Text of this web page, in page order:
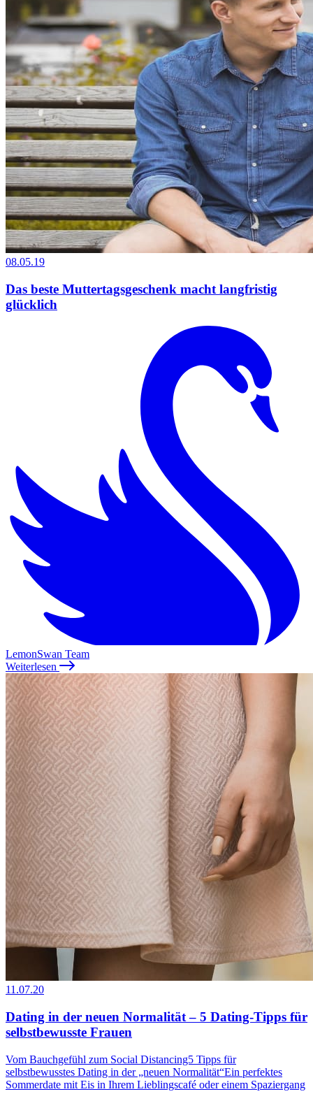
08.05.19
Das beste Muttertagsgeschenk macht langfristig
glücklich
LemonSwan Team
Weiterlesen
11.07.20
Dating in der neuen Normalität – 5 Dating-Tipps für
selbstbewusste Frauen
Vom Bauchgefühl zum Social Distancing5 Tipps für
selbstbewusstes Dating in der „neuen Normalität“Ein perfektes
Sommerdate mit Eis in Ihrem Lieblingscafé oder einem Spaziergang